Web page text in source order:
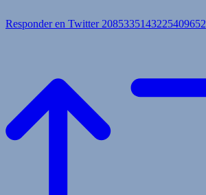
Responder en Twitter 2085335143225409652